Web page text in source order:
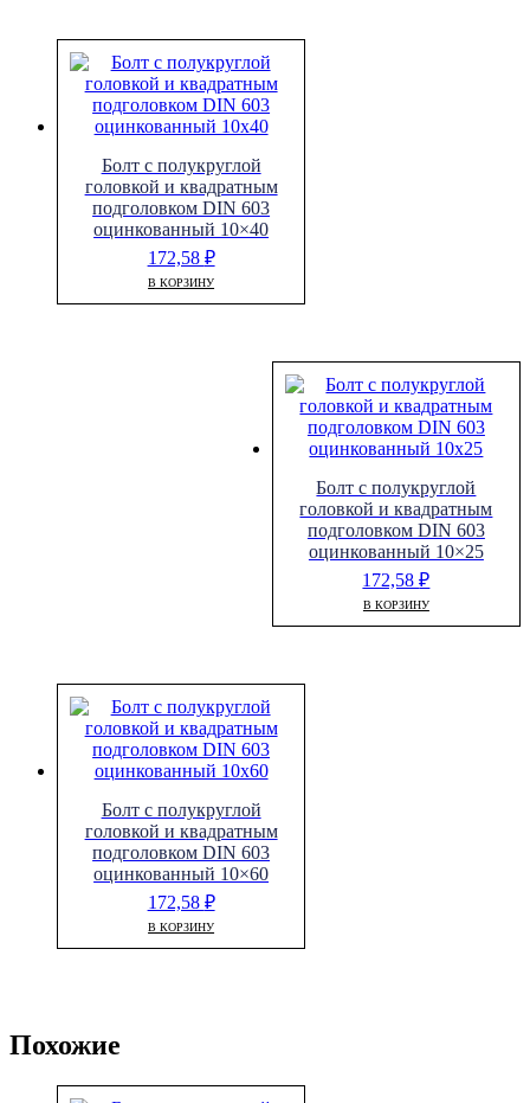
Болт с полукруглой
головкой и квадратным
подголовком DIN 603
оцинкованный 10×40
172,58 ₽
В КОРЗИНУ
Болт с полукруглой
головкой и квадратным
подголовком DIN 603
оцинкованный 10×25
172,58₽
В КОРЗИНУ
Болт с полукруглой
головкой и квадратным
подголовком DIN 603
оцинкованный 10×60
172,58 ₽
В КОРЗИНУ
Похожие